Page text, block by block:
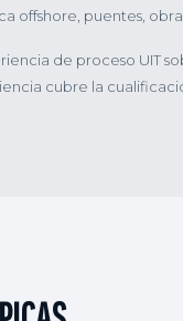
offshore, puentes,
de proceso UIT
cubre la